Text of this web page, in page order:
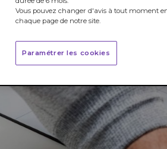
Vous pouvez changer d'avis à tout moment
chaque page de notre site.
Paramétrer les cookies